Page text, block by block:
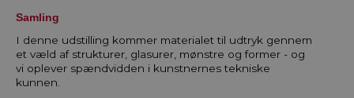
Samling
I denne udstilling kommer materialet til udtryk gennem
et væld af strukturer, glasurer, mønstre og former - og
vi oplever spændvidden i kunstnernes tekniske
kunnen.